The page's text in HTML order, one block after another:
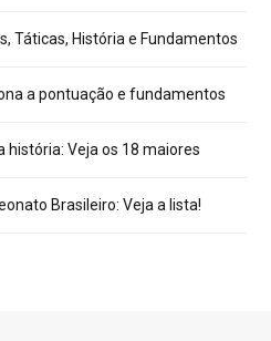
Táticas, História e Fundamentos
a pontuação e fundamentos
história: Veja os 18 maiores
Brasileiro: Veja a lista!